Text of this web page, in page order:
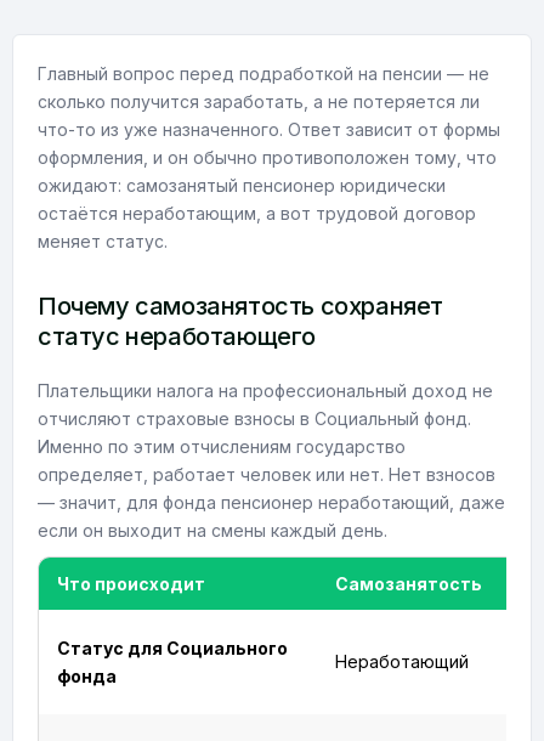
Главный вопрос перед подработкой на пенсии — не
сколько получится заработать, а не потеряется ли
что-то из уже назначенного. Ответ зависит от формы
оформления, и он обычно противоположен тому, что
ожидают: самозанятый пенсионер юридически
остаётся неработающим, а вот трудовой договор
меняет статус.
Почему самозанятость сохраняет
статус неработающего
Плательщики налога на профессиональный доход не
отчисляют страховые взносы в Социальный фонд.
Именно по этим отчислениям государство
определяет, работает человек или нет. Нет взносов
— значит, для фонда пенсионер неработающий, даже
если он выходит на смены каждый день.
Что происходит Самозанятость
Статус для Социального
фонда
Неработающий